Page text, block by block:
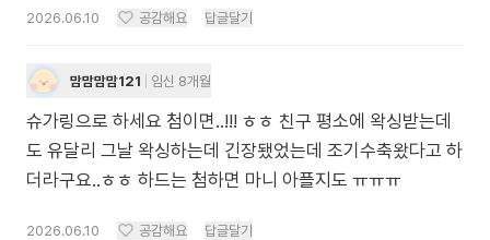
2026.06.10 공감해요 답글달기
맘맘맘맘121 임신 8개월
슈가링으로 하세요 첨이면..!!! ㅎㅎ 친구 평소에 왁싱받는데
도 유달리 그날 왁싱하는데 긴장됐었는데 조기수축왔다고 하
더라구요..ㅎㅎ 하드는 첨하면 마니 아플지도 ㅠㅠㅠ
2026.06.10 공감해요 답글달기